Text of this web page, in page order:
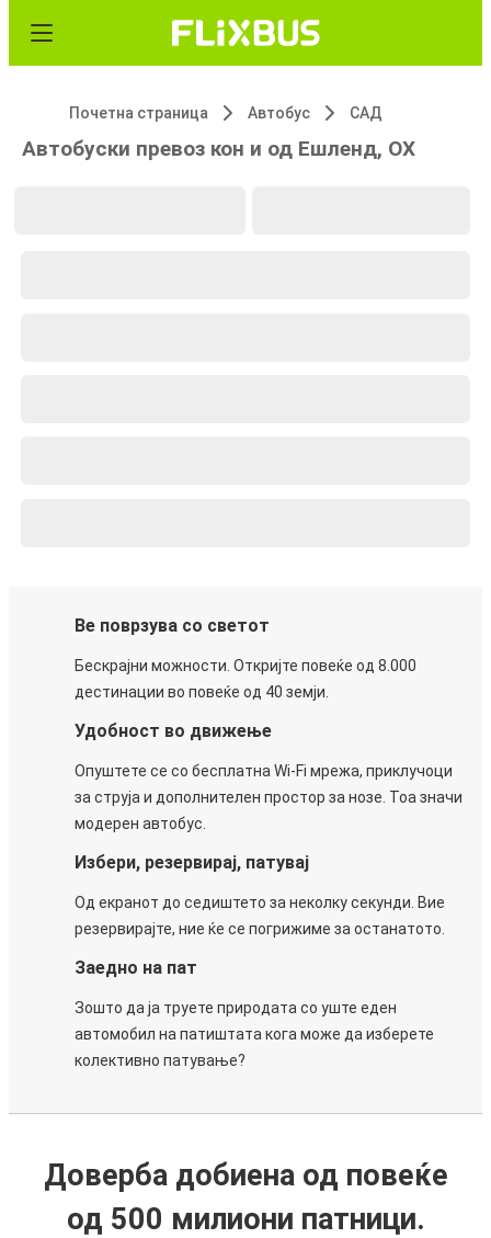
Почетна страница Автобус САД
Автобуски превоз кон и од Ешленд, ОХ
Ве поврзува со светот
Бескрајни можности. Откријте повеќе од 8.000
дестинации во повеќе од 40 земји.
Удобност во движење
Опуштете се со бесплатна Wi-Fi мрежа, приклучоци
за струја и дополнителен простор за нозе. Тоа значи
модерен автобус.
Избери, резервирај, патувај
Од екранот до седиштето за неколку секунди. Вие
резервирајте, ние ќе се погрижиме за останатото.
Заедно на пат
Зошто да ја труете природата со уште еден
автомобил на патиштата кога може да изберете
колективно патување?
Доверба добиена од повеќе
од 500 милиони патници.